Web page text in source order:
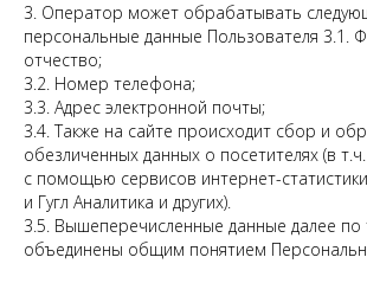
3. Оператор может обрабатывать
персональные данные Пользователя 3.1.
отчество;
3.2. Номер телефона;
3.3. Адрес электронной почты;
3.4. Также на сайте происходит сбор и
обезличенных данных о посетителях (в
с помощью сервисов интернет-
и Гугл Аналитика и других).
3.5. Вышеперечисленные данные далее по
объединены общим понятием